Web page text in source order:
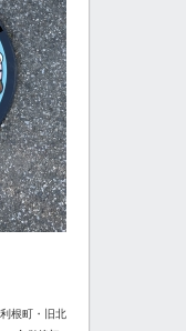
根町・旧北